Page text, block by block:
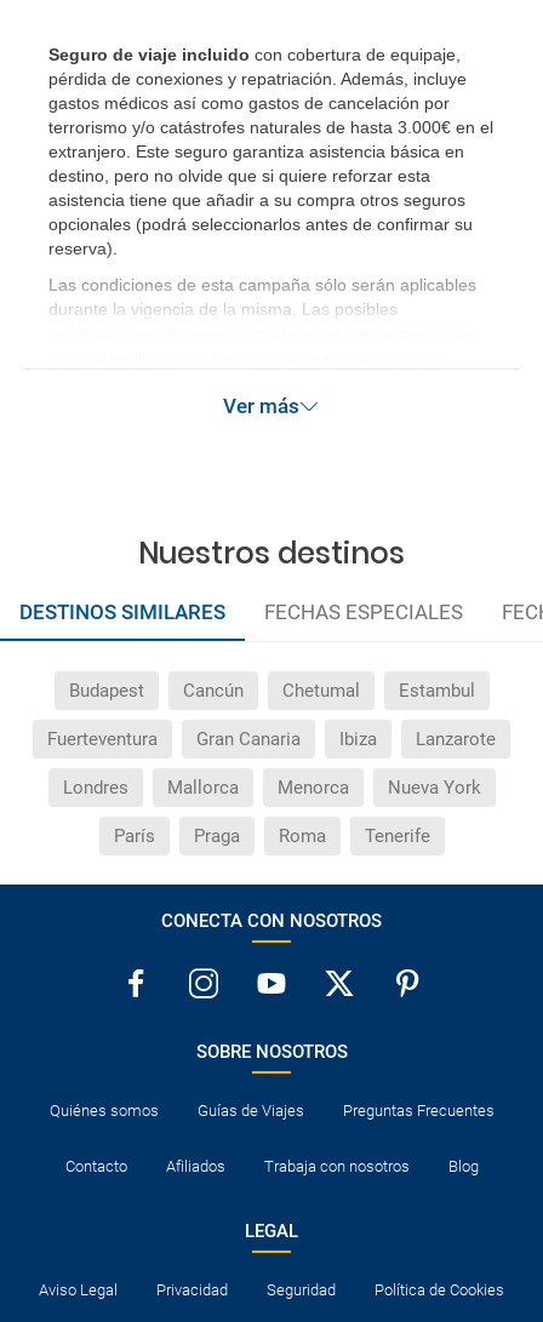
Seguro de viaje incluido con cobertura de equipaje,
pérdida de conexiones y repatriación. Además, incluye
gastos médicos así como gastos de cancelación por
terrorismo y/o catástrofes naturales de hasta 3.000€ en el
extranjero. Este seguro garantiza asistencia básica en
destino, pero no olvide que si quiere reforzar esta
asistencia tiene que añadir a su compra otros seguros
opcionales (podrá seleccionarlos antes de confirmar su
reserva)
Las condiciones de esta campaña sólo serán aplicables
durante la vigencia de la misma. Las posibles
Ver más
Nuestros destinos
DESTINOS SIMILARES FECHAS ESPECIALES
Budapest Cancún Chetumal Estambul
Fuerteventura Gran Canaria Ibiza Lanzarote
Londres Mallorca Menorca Nueva York
París Praga Roma Tenerife
CONECTA CON NOSOTROS
SOBRE NOSOTROS
Quiénes somos Guías de Viajes Preguntas Frecuentes
Contacto Afiliados Trabaja con nosotros Blog
LEGAL
Aviso Legal Privacidad Seguridad Política de Cookies